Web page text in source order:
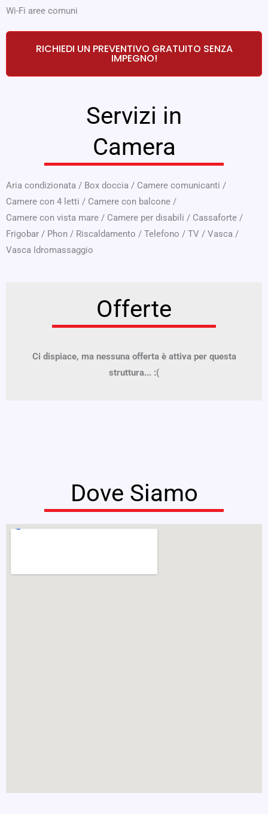
Wi-Fi aree comuni
RICHIEDI UN PREVENTIVO GRATUITO SENZA
IMPEGNO!
Servizi in
Camera
Aria condizionata / Box doccia / Camere comunicanti /
Camere con 4 letti / Camere con balcone /
Camere con vista mare / Camere per disabili / Cassaforte /
Frigobar / Phon / Riscaldamento / Telefono / TV / Vasca /
Vasca Idromassaggio
Offerte
Ci dispiace, ma nessuna offerta è attiva per questa
struttura... :(
Dove Siamo